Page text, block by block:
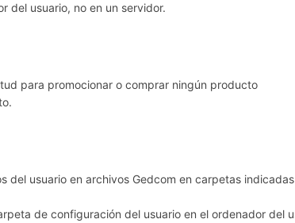
del usuario, no en un servidor.
para promocionar o comprar ningún producto
del usuario en archivos Gedcom en carpetas
de configuración del usuario en el ordenador del